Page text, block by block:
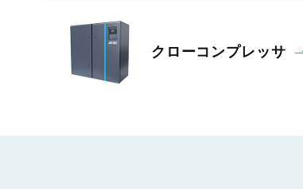
クローコンプレッサ